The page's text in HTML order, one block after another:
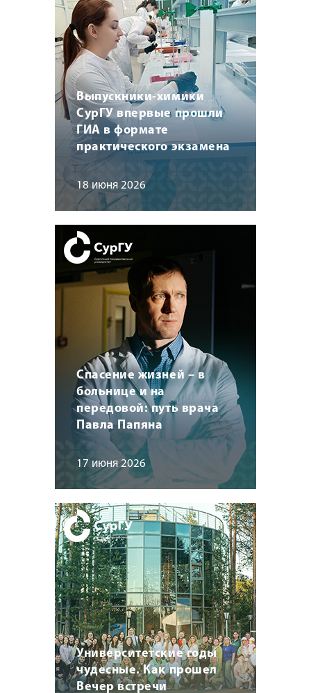
Выпускники-химики
СурГУ впервые прошли
ГИА в формате
практического экзамена
18 июня 2026
Спасение жизней – в
больнице и на
передовой: путь врача
Павла Папяна
17 июня 2026
Университетские годы
чудесные. Как прошел
Вечер встречи